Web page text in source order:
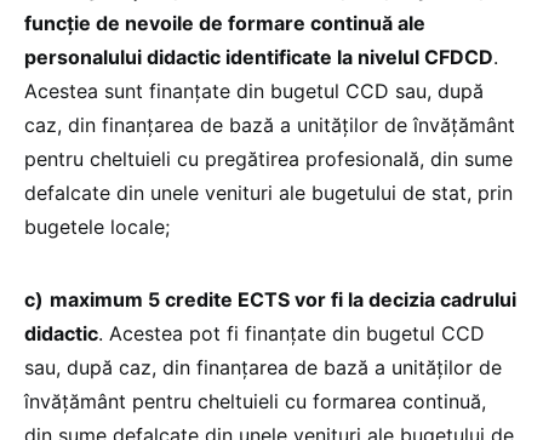
funcție de nevoile de formare continuă ale
personalului didactic identificate la nivelul CFDCD.
Acestea sunt finanțate din bugetul CCD sau, după
caz, din finanțarea de bază a unităților de învățământ
pentru cheltuieli cu pregătirea profesională, din sume
defalcate din unele venituri ale bugetului de stat, prin
bugetele locale;
c) maximum 5 credite ECTS vor fi la decizia cadrului
didactic. Acestea pot fi finanțate din bugetul CCD
sau, după caz, din finanțarea de bază a unităților de
învățământ pentru cheltuieli cu formarea continuă,
din sume defalcate din unele venituri ale bugetului de